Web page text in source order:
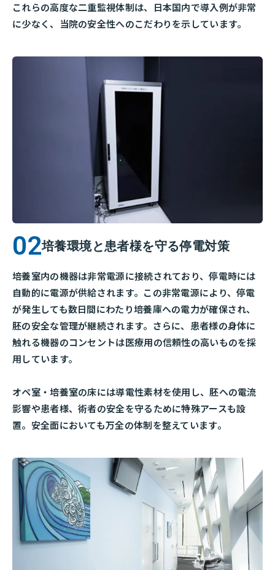
これらの高度な二重監視体制は、日本国内で導入例が非常
に少なく、当院の安全性へのこだわりを示しています。
培養環境と患者様を守る停電対策
培養室内の機器は非常電源に接続されており、停電時には
自動的に電源が供給されます。この非常電源により、停電
が発生しても数日間にわたり培養庫への電力が確保され、
胚の安全な管理が継続されます。さらに、患者様の身体に
触れる機器のコンセントは医療用の信頼性の高いものを採
用しています。
オペ室・培養室の床には導電性素材を使用し、胚への電流
影響や患者様、術者の安全を守るために特殊アースも設
置。安全面においても万全の体制を整えています。